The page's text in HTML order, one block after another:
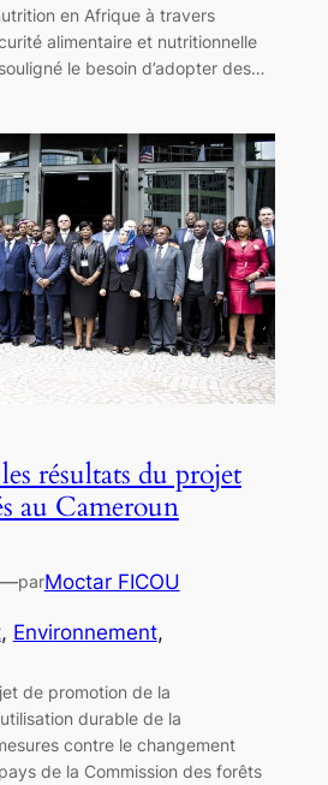
en Afrique à travers
alimentaire et nutritionnelle
le besoin d’adopter des…
résultats du projet
au Cameroun
parMoctar FICOU
, Environnement
de promotion de la
durable de la
contre le changement
de la Commission des forêts